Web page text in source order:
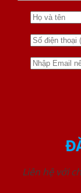
Liên hệ với